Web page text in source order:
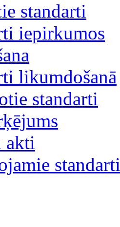
standarti
iepirkumos
likumdošanā
standarti
akti
standarti